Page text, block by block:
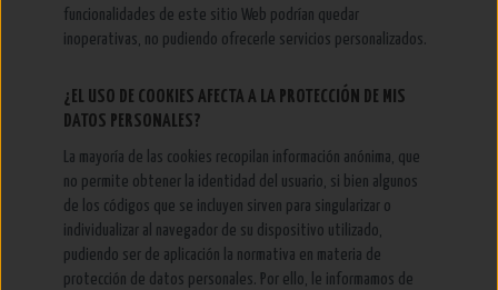
funcionalidades de este sitio Web podrían quedar
inoperativas, no pudiendo ofrecerle servicios personalizados.
¿EL USO DE COOKIES AFECTA A LA PROTECCIÓN DE MIS
DATOS PERSONALES?
La mayoría de las cookies recopilan información anónima, que
no permite obtener la identidad del usuario, si bien algunos
de los códigos que se incluyen sirven para singularizar o
individualizar al navegador de su dispositivo utilizado,
pudiendo ser de aplicación la normativa en materia de
protección de datos personales. Por ello, le informamos de